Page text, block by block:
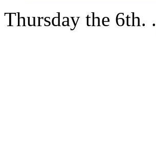
Thursday the 6th. .